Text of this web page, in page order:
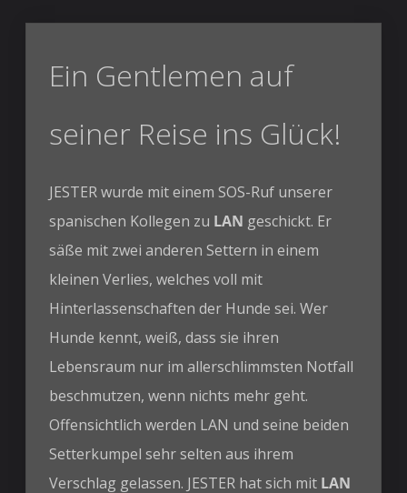
Ein Gentlemen auf
seiner Reise ins Glück!
JESTER wurde mit einem SOS-Ruf unserer
spanischen Kollegen zu LAN geschickt. Er
säße mit zwei anderen Settern in einem
kleinen Verlies, welches voll mit
Hinterlassenschaften der Hunde sei. Wer
Hunde kennt, weiß, dass sie ihren
Lebensraum nur im allerschlimmsten Notfall
beschmutzen, wenn nichts mehr geht.
Offensichtlich werden LAN und seine beiden
Setterkumpel sehr selten aus ihrem
Verschlag gelassen. JESTER hat sich mit LAN